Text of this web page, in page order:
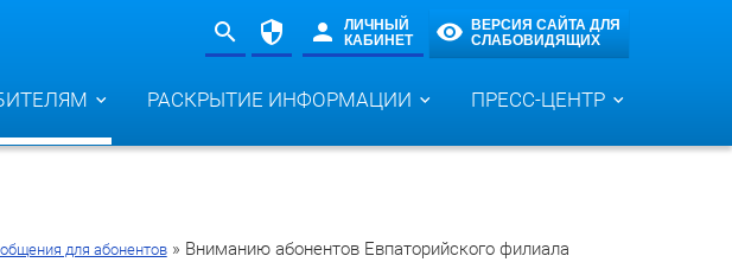
ЛИЧНЫЙ
КАБИНЕТ
ВЕРСИЯ САЙТА ДЛЯ
СЛАБОВИДЯЩИХ
РАСКРЫТИЕ ИНФОРМАЦИИ ПРЕСС-ЦЕНТР
для абонентов» Вниманию абонентов Евпаторийского филиала